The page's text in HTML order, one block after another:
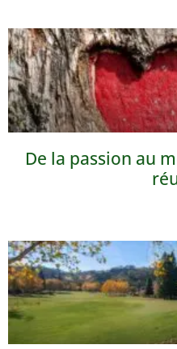
De la passion au